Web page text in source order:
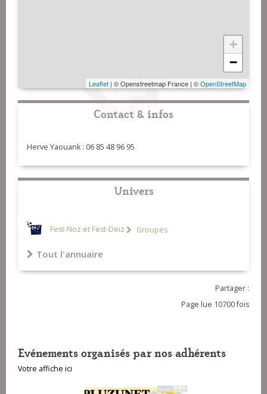
+
−
Leaflet | © Openstreetmap France | ©OpenStreetMap
Contact & infos
Herve Yaouank : 06 85 48 96 95
Univers
Fest-Noz et Fest-Deiz Groupes
Tout l'annuaire
Partager :
Page lue 10700 fois
Evénements organisés par nos adhérents
Votre affiche ici